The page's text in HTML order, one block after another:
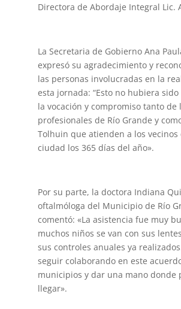
Directora de Abordaje Integral Lic.
La Secretaria de Gobierno Ana
expresó su agradecimiento y
las personas involucradas en la
esta jornada: “Esto no hubiera
la vocación y compromiso tanto de
profesionales de Río Grande y
Tolhuin que atienden a los vecinos
ciudad los 365 días del año».
Por su parte, la doctora Indiana
oftalmóloga del Municipio de Río
comentó: «La asistencia fue muy
muchos niños se van con sus
sus controles anuales ya
seguir colaborando en este
municipios y dar una mano donde
llegar».